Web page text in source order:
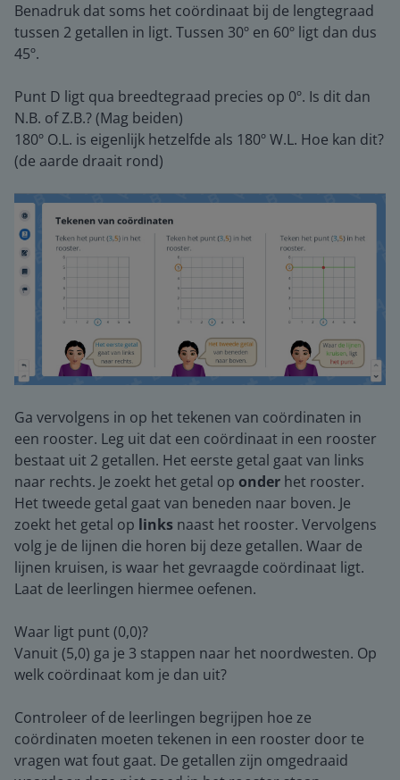
Benadruk dat soms het coördinaat bij de lengtegraad
tussen 2 getallen in ligt. Tussen 30º en 60º ligt dan dus
45º.
Punt D ligt qua breedtegraad precies op 0º. Is dit dan
N.B. of Z.B.? (Mag beiden)
180º O.L. is eigenlijk hetzelfde als 180º W.L. Hoe kan dit?
(de aarde draait rond)
Ga vervolgens in op het tekenen van coördinaten in
een rooster. Leg uit dat een coördinaat in een rooster
bestaat uit 2 getallen. Het eerste getal gaat van links
naar rechts. Je zoekt het getal op onder het rooster.
Het tweede getal gaat van beneden naar boven. Je
zoekt het getal op links naast het rooster. Vervolgens
volg je de lijnen die horen bij deze getallen. Waar de
lijnen kruisen, is waar het gevraagde coördinaat ligt.
Laat de leerlingen hiermee oefenen.
Waar ligt punt (0,0)?
Vanuit (5,0) ga je 3 stappen naar het noordwesten. Op
welk coördinaat kom je dan uit?
Controleer of de leerlingen begrijpen hoe ze
coördinaten moeten tekenen in een rooster door te
vragen wat fout gaat. De getallen zijn omgedraaid